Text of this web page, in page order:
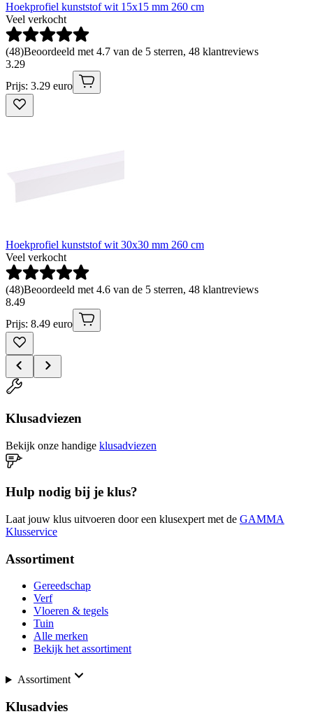
Hoekprofiel kunststof wit 15x15 mm 260 cm
Veel verkocht
(48)Beoordeeld met 4.7 van de 5 sterren, 48 klantreviews
3.29
Prijs: 3.29 euro
Hoekprofiel kunststof wit 30x30 mm 260 cm
Veel verkocht
(48)Beoordeeld met 4.6 van de 5 sterren, 48 klantreviews
8.49
Prijs: 8.49 euro
Klusadviezen
Bekijk onze handige klusadviezen
Hulp nodig bij je klus?
Laat jouw klus uitvoeren door een klusexpert met de GAMMA
Klusservice
Assortiment
Gereedschap
Verf
Vloeren & tegels
Tuin
Alle merken
Bekijk het assortiment
Assortiment
Klusadvies